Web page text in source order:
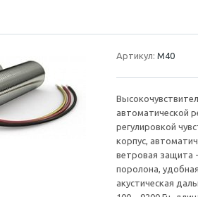
Артикул: М40
автоматической
регулировкой
корпус,
ветровая защита -
поролона,
акустическая